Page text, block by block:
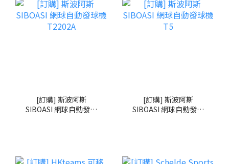
[訂購] 斯波阿斯
SIBOASI 網球自動發球
[訂購] 斯波阿斯
SIBOASI 網球自動發球